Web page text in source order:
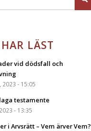
LÄST
vid dödsfall och
2023 - 15:05
testamente
- 13:35
i Arvsrätt – Vem ärver Vem?